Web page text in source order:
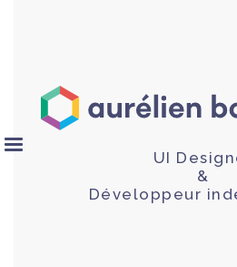
UI
&
Développeur